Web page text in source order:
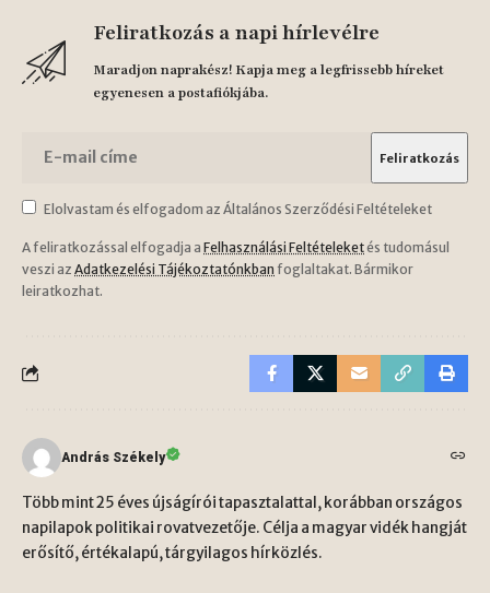
Feliratkozás a napi hírlevélre
Maradjon naprakész! Kapja meg a legfrissebb híreket
egyenesen a postafiókjába.
Elolvastam és elfogadom az Általános Szerződési Feltételeket
A feliratkozással elfogadja a Felhasználási Feltételeketés tudomásul
veszi az Adatkezelési Tájékoztatónkban foglaltakat. Bármikor
leiratkozhat.
András Székely
Több mint 25 éves újságírói tapasztalattal, korábban országos
napilapok politikai rovatvezetője. Célja a magyar vidék hangját
erősítő, értékalapú, tárgyilagos hírközlés.